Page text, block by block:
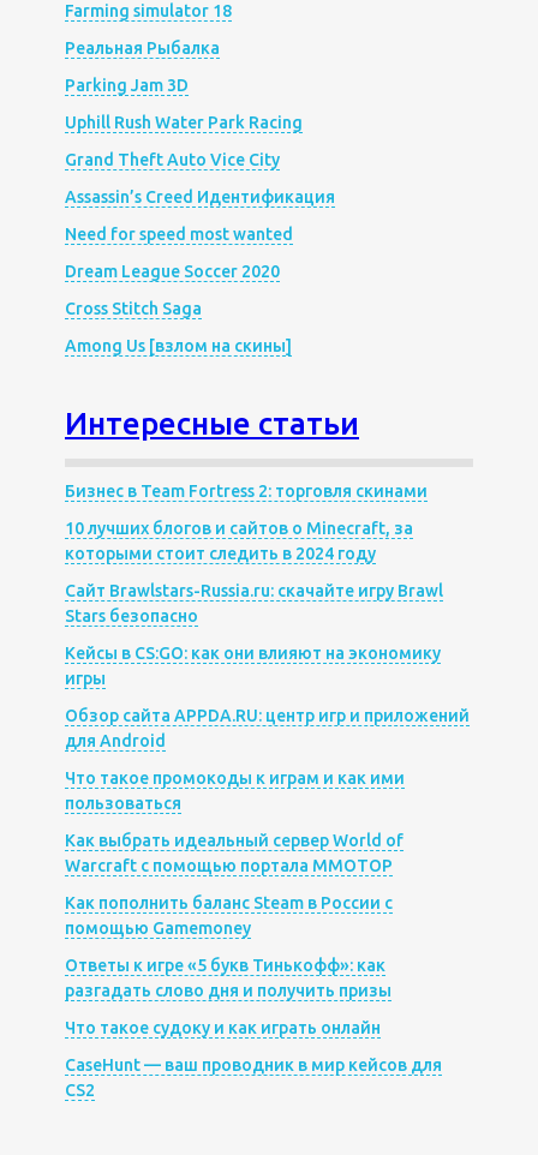
Farming simulator 18
Реальная Рыбалка
Parking Jam 3D
Uphill Rush Water Park Racing
Grand Theft Auto Vice City
Assassin’s Creed Идентификация
Need for speed most wanted
Dream League Soccer 2020
Cross Stitch Saga
Among Us [взлом на скины]
Интересные статьи
Бизнес в Team Fortress 2: торговля скинами
10 лучших блогов и сайтов о Minecraft, за
которыми стоит следить в 2024 году
Сайт Brawlstars-Russia.ru: скачайте игру Brawl
Stars безопасно
Кейсы в CS:GO: как они влияют на экономику
игры
Обзор сайта APPDA.RU: центр игр и приложений
для Android
Что такое промокоды к играм и как ими
пользоваться
Как выбрать идеальный сервер World of
Warcraft с помощью портала MMOTOP
Как пополнить баланс Steam в России с
помощью Gamemoney
Ответы к игре «5 букв Тинькофф»: как
разгадать слово дня и получить призы
Что такое судоку и как играть онлайн
CaseHunt — ваш проводник в мир кейсов для
CS2